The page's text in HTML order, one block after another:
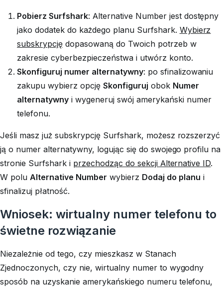
Pobierz Surfshark: Alternative Number jest dostępny
jako dodatek do każdego planu Surfshark. Wybierz
subskrypcjędopasowaną do Twoich potrzeb w
zakresie cyberbezpieczeństwa i utwórz konto.
Skonfiguruj numer alternatywny: po sfinalizowaniu
zakupu wybierz opcję Skonfiguruj obok Numer
alternatywnyi wygeneruj swój amerykański numer
telefonu.
Jeśli masz już subskrypcję Surfshark, możesz rozszerzyć
ją o numer alternatywny, logując się do swojego profilu na
stronie Surfshark i przechodząc do sekcji Alternative ID.
W polu Alternative Number wybierz Dodaj do planu i
sfinalizuj płatność.
Wniosek: wirtualny numer telefonu to
świetne rozwiązanie
Niezależnie od tego, czy mieszkasz w Stanach
Zjednoczonych, czy nie, wirtualny numer to wygodny
sposób na uzyskanie amerykańskiego numeru telefonu,